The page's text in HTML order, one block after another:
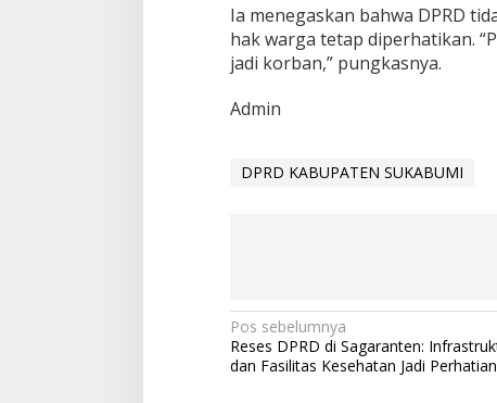
P
n
g
r
Ia menegaskan bahwa DPRD
hak warga tetap diperhatikan.
jadi korban,” pungkasnya.
Admin
DPRD KABUPATEN SUKABUMI
N
a
Pos sebelumnya
Reses DPRD di Sagaranten:
dan Fasilitas Kesehatan Jadi Perhatian